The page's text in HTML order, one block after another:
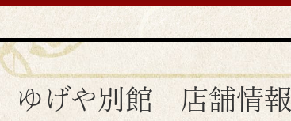
ゆげや別館 店舗情報